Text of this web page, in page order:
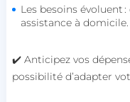
Les besoins évoluent
assistance à domicile.
✔️ Anticipez vos
possibilité d’adapter
persistid
__cf_bm